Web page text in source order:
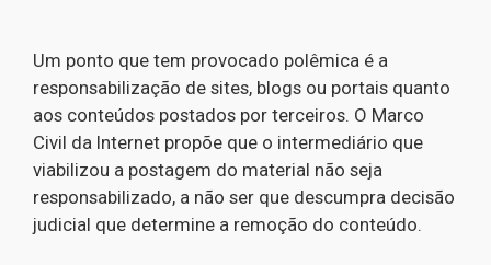
Um ponto que tem provocado polêmica é a
responsabilização de sites, blogs ou portais quanto
aos conteúdos postados por terceiros. O Marco
Civil da Internet propõe que o intermediário que
viabilizou a postagem do material não seja
responsabilizado, a não ser que descumpra decisão
judicial que determine a remoção do conteúdo.